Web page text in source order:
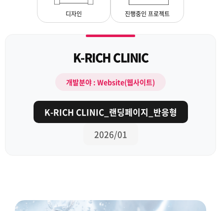
디자인 진행중인 프로젝트
K-RICH CLINIC
개발분야 : Website(웹사이트)
K-RICH CLINIC_랜딩페이지_반응형
2026/01